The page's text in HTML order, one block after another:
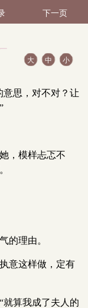
下一页
大 中 小
意思，对不对？让
，模样忐忑不
的理由。
意这样做，定有
就算我成了夫人的